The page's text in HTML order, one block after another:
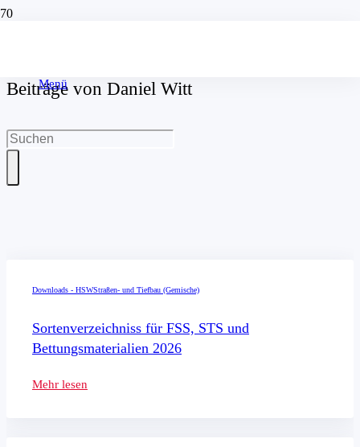
Menü
Beiträge von Daniel Witt
Downloads - HSWStraßen- und Tiefbau (Gemische)
Sortenverzeichniss für FSS, STS und
Bettungsmaterialien 2026
Mehr lesen